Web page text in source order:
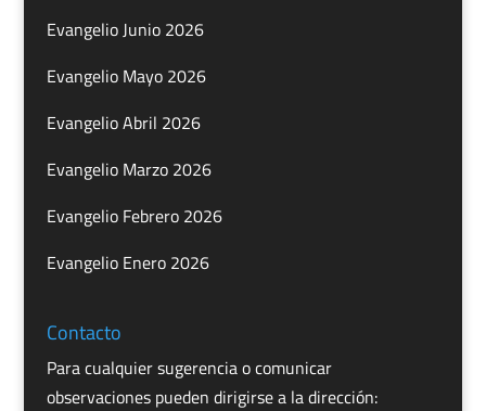
Evangelio Junio 2026
Evangelio Mayo 2026
Evangelio Abril 2026
Evangelio Marzo 2026
Evangelio Febrero 2026
Evangelio Enero 2026
Contacto
Para cualquier sugerencia o comunicar
observaciones pueden dirigirse a la dirección: